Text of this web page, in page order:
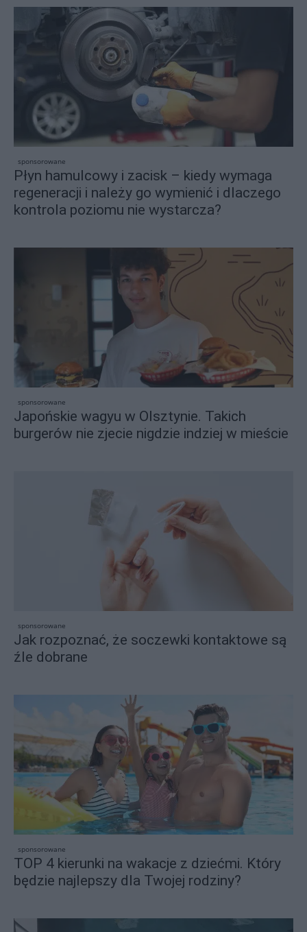
sponsorowane
Płyn hamulcowy i zacisk – kiedy wymaga
regeneracji i należy go wymienić i dlaczego
kontrola poziomu nie wystarcza?
sponsorowane
Japońskie wagyu w Olsztynie. Takich
burgerów nie zjecie nigdzie indziej w mieście
sponsorowane
Jak rozpoznać, że soczewki kontaktowe są
źle dobrane
sponsorowane
TOP 4 kierunki na wakacje z dziećmi. Który
będzie najlepszy dla Twojej rodziny?